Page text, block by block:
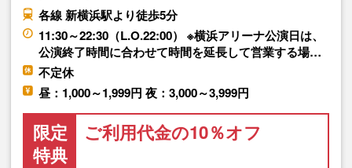
各線 新横浜駅より徒歩5分
11:30～22:30（L.O.22:00） ※横浜アリーナ公演日は、
公演終了時間に合わせて時間を延長して営業する場…
不定休
昼：1,000～1,999円 夜：3,000～3,999円
限定
特典
ご利用代金の10％オフ